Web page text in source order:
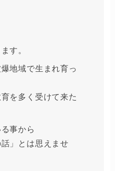
す。
地域で生まれ育っ
を多く受けて来た
事から
」とは思えませ